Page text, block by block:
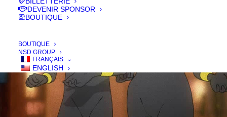
DEVENIR SPONSOR
BOUTIQUE
BOUTIQUE
NSD GROUP
FRANÇAIS
ENGLISH
INFILMS 2019